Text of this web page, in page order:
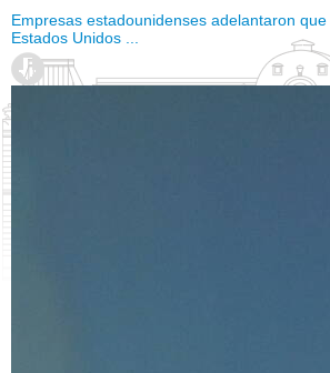
Empresas estadounidenses adelantaron
Estados Unidos ...